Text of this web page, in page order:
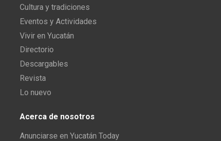
Cultura y tradiciones
Eventos y Actividades
Vivir en Yucatán
Directorio
Descargables
Revista
Lo nuevo
Acerca de nosotros
Anunciarse en Yucatán Today